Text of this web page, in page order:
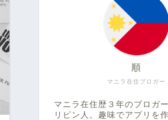
マニラ在住ブロガー
順
マニラ在住歴３年のブロガ
リピン人。趣味でアプリを